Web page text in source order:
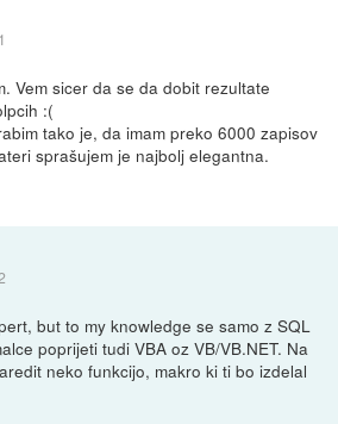
Vem sicer da se da dobit rezultate
:(
tako je, da imam preko 6000 zapisov
sprašujem je najbolj elegantna.
but to my knowledge se samo z SQL
poprijeti tudi VBA oz VB/VB.NET. Na
neko funkcijo, makro ki ti bo izdelal